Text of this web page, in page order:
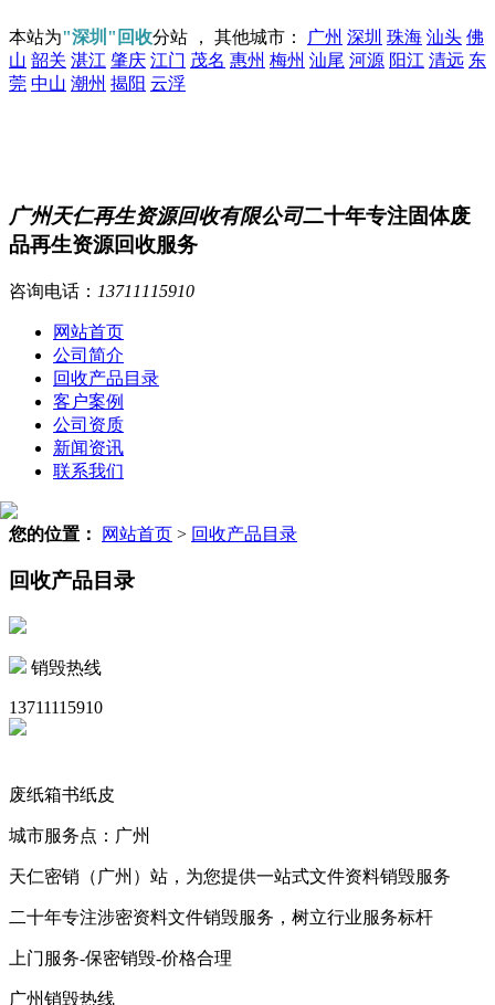
本站为"深圳"回收分站 ， 其他城市： 广州 深圳 珠海 汕头 佛
山 韶关 湛江 肇庆 江门 茂名 惠州 梅州 汕尾 河源 阳江 清远 东
莞 中山 潮州 揭阳 云浮
广州天仁再生资源回收有限公司二十年专注固体废
品再生资源回收服务
咨询电话： 13711115910
网站首页
公司简介
回收产品目录
客户案例
公司资质
新闻资讯
联系我们
您的位置： 网站首页 > 回收产品目录
回收产品目录
销毁热线
13711115910
废纸箱书纸皮
城市服务点：广州
天仁密销（广州）站，为您提供一站式文件资料销毁服务
二十年专注涉密资料文件销毁服务，树立行业服务标杆
上门服务-保密销毁-价格合理
广州销毁热线